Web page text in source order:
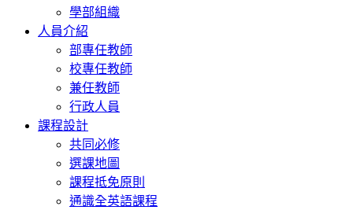
學部組織
人員介紹
部專任教師
校專任教師
兼任教師
行政人員
課程設計
共同必修
選課地圖
課程抵免原則
通識全英語課程